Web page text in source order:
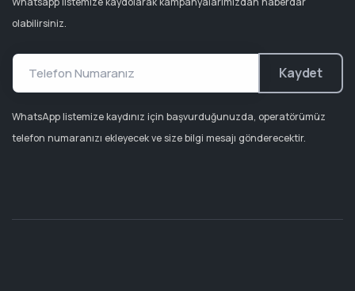
olabilirsiniz.
Kaydet
WhatsApp listemize kaydınız için başvurduğunuzda, operatörümüz
telefon numaranızı ekleyecek ve size bilgi mesajı gönderecektir.